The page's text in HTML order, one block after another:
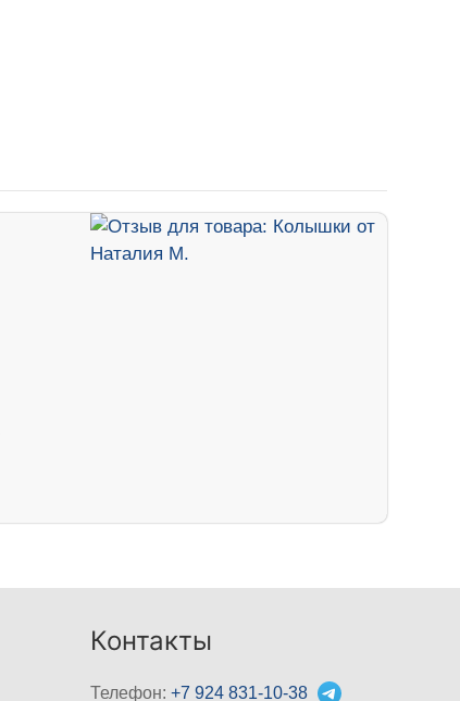
Контакты
Телефон:+7 924 831-10-38